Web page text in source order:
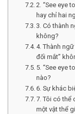
2. “See eye
hay chỉ hai
3. Có thành
không?
4. Thành
đối mắt”
5. “See eye
nào?
6. Sự khác
7. Tôi có thể
một vật thể